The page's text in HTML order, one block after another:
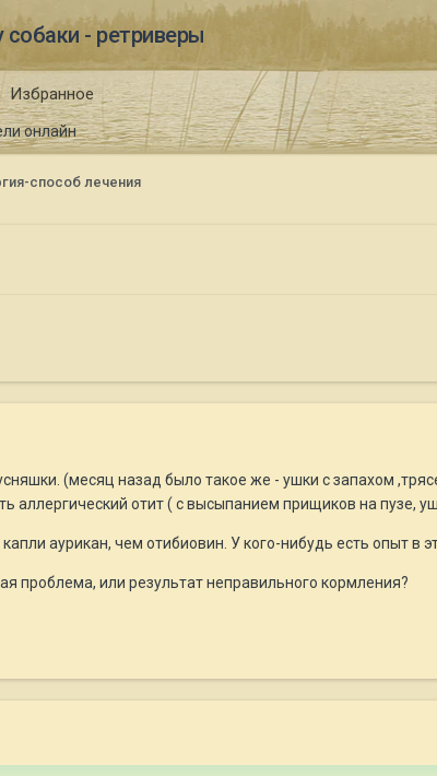
собаки - ретриверы
онлайн
Избранное
способ лечения
(месяц назад было такое же - ушки с запахом
аллергический отит ( с высыпанием прищиков на пузе,
аурикан, чем отибиовин. У кого-нибудь есть опыт в
проблема, или результат неправильного кормления?